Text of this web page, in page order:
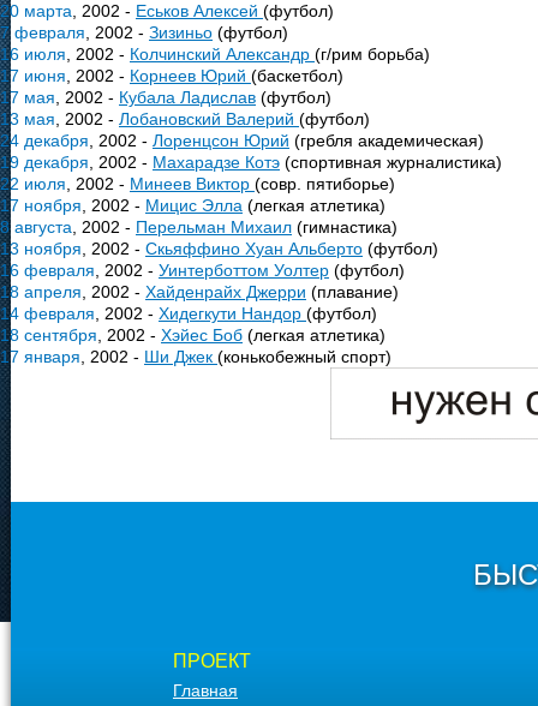
20 марта , 2002 - Еськов Алексей (футбол)
7 февраля , 2002 - Зизиньо (футбол)
16 июля , 2002 - Колчинский Александр (г/рим борьба)
17 июня , 2002 - Корнеев Юрий (баскетбол)
17 мая , 2002 - Кубала Ладислав (футбол)
13 мая , 2002 - Лобановский Валерий (футбол)
24 декабря , 2002 - Лоренцсон Юрий (гребля академическая)
19 декабря , 2002 - Махарадзе Котэ (спортивная журналистика)
22 июля , 2002 - Минеев Виктор (совр. пятиборье)
17 ноября , 2002 - Мицис Элла (легкая атлетика)
8 августа , 2002 - Перельман Михаил (гимнастика)
13 ноября , 2002 - Скьяффино Хуан Альберто (футбол)
16 февраля , 2002 - Уинтерботтом Уолтер (футбол)
18 апреля , 2002 - Хайденрайх Джерри (плавание)
14 февраля , 2002 - Хидегкути Нандор (футбол)
18 сентября , 2002 - Хэйес Боб (легкая атлетика)
17 января , 2002 - Ши Джек (конькобежный спорт)
ПРОЕКТ
Главная